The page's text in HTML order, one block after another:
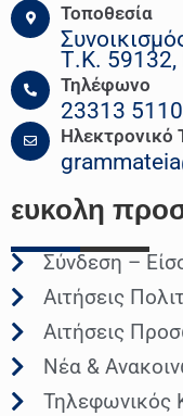
Τοποθεσία
Τ.Κ. 59132,
Τηλέφωνο
23313
Ηλεκτρονικό
ευκολη
Σύνδεση –
Αιτήσεις
Αιτήσεις
Νέα &
Τηλεφωνικός